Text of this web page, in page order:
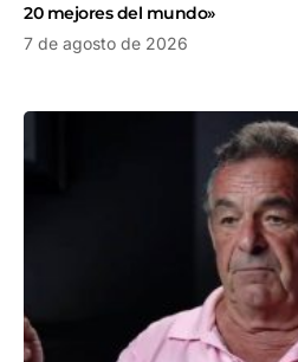
20 mejores del mundo»
7 de agosto de 2026